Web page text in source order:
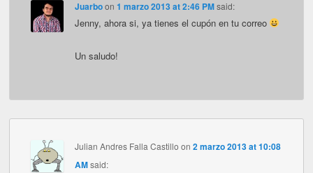
Juarboon 1 marzo 2013 at 2:46 PM said:
Jenny, ahora si, ya tienes el cupón en tu correo
Un saludo!
Julian Andres Falla Castillo on 2 marzo 2013 at 10:08
AM said: